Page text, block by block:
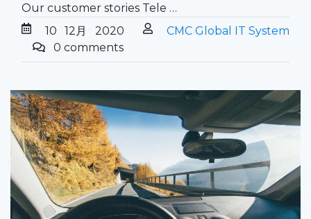
Our customer stories Tele …
10
12月 2020
CMC Global IT System
0 comments